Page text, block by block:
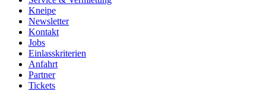
Kneipe
Newsletter
Kontakt
Jobs
Einlasskriterien
Anfahrt
Partner
Tickets